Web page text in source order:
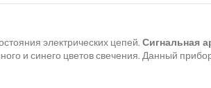
электрических цепей. Сигнальная
и синего цветов свечения. Данный